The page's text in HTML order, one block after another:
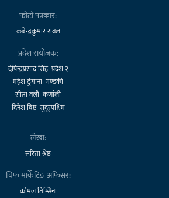
फोटो पत्रकार:
कबेन्द्रकुमार रावल
प्रदेश संयोजक:
दीपेन्द्रप्रसाद सिंह- प्रदेश २
महेश ढुंगाना- गण्डकी
सीता वली- कर्णाली
दिनेश बिष्ट- सुदूरपश्चिम
लेखा:
सरिता श्रेष्ठ
चिफ मार्केटिङ अफिसर:
कोमल तिम्सिना